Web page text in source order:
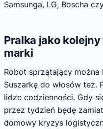
Samsunga, LG, Boscha
Pralka jako
marki
Robot sprzątający
Suszarkę do włosów też.
lidze codzienności. Gdy
przez tydzień będę
domowy kryzys